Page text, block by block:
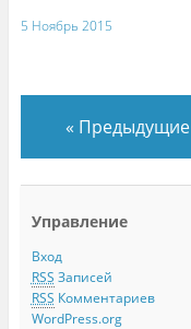
5 Ноябрь 2015
« Предыдущие
Управление
Вход
RSS Записей
RSS Комментариев
WordPress.org